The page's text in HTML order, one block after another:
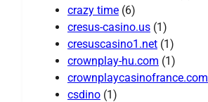
crazy time (6)
cresus-casino.us (1)
cresuscasino1.net (1)
crownplay-hu.com (1)
crownplaycasinofrance.com
csdino (1)